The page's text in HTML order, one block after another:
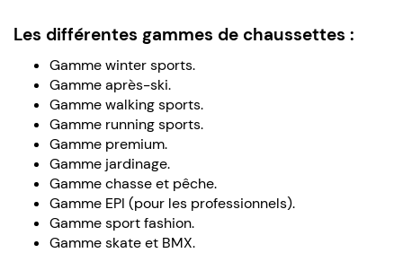
Les différentes gammes de chaussettes :
Gamme winter sports.
Gamme après-ski.
Gamme walking sports.
Gamme running sports.
Gamme premium.
Gamme jardinage.
Gamme chasse et pêche.
Gamme EPI (pour les professionnels).
Gamme sport fashion.
Gamme skate et BMX.